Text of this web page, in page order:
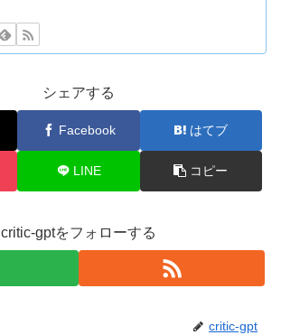
シェアする
Facebook はてブ
LINE コピー
critic-gptをフォローする
critic-gpt